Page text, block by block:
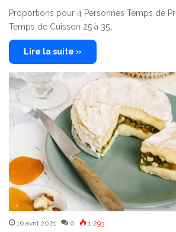
Proportions pour 4 Personnes Temps de
Temps de Cuisson 25 à 35…
Lire la suite »
16 avril 2021 0 1 293